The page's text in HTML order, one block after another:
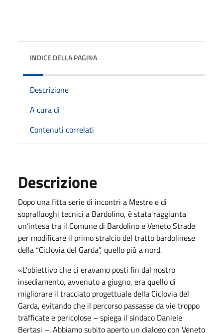
INDICE DELLA PAGINA
Descrizione
A cura di
Contenuti correlati
Descrizione
Dopo una fitta serie di incontri a Mestre e di
sopralluoghi tecnici a Bardolino, è stata raggiunta
un’intesa tra il Comune di Bardolino e Veneto Strade
per modificare il primo stralcio del tratto bardolinese
della “Ciclovia del Garda”, quello più a nord.
«L’obiettivo che ci eravamo posti fin dal nostro
insediamento, avvenuto a giugno, era quello di
migliorare il tracciato progettuale della Ciclovia del
Garda, evitando che il percorso passasse da vie troppo
trafficate e pericolose – spiega il sindaco Daniele
Bertasi –. Abbiamo subito aperto un dialogo con Veneto